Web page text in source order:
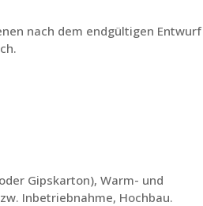
nach dem endgültigen Entwurf
Gipskarton), Warm- und
Inbetriebnahme, Hochbau.